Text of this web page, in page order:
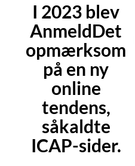
I 2023 blev
AnmeldDet
opmærksom
på en ny
online
tendens,
såkaldte
ICAP-sider.